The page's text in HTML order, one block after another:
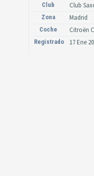
Club Club
Zona Madrid
Coche Citroën
Registrado 17 Ene